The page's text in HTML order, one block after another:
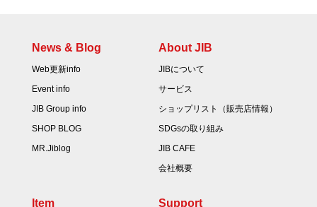
News & Blog
Web更新info
Event info
JIB Group info
SHOP BLOG
MR.Jiblog
About JIB
JIBについて
サービス
ショップリスト（販売店情報）
SDGsの取り組み
JIB CAFE
会社概要
Item Support